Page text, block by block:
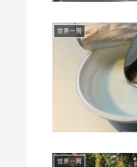
世界一周
世界一周